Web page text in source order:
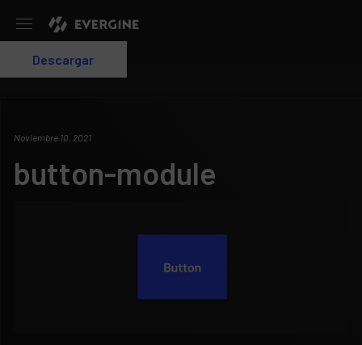
Login
Descargar
Noviembre 10, 2021
button-module